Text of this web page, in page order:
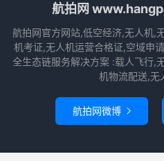
航拍网
航拍网官方网站,低空经济,无人机,
机考证,无人机运营合格证,空域申
全生态链服务解决方案 :载人飞行,
机物流配送,无
航拍网微博 